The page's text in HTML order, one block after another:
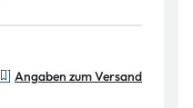
Angaben zum Versand